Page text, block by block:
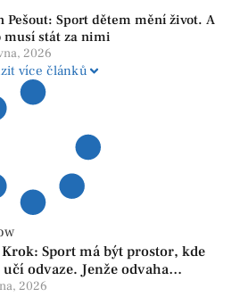
Pešout: Sport dětem mění život. A
musí stát za nimi
2026
více článků
Sport má být prostor, kde
učí odvaze. Jenže odvaha
tam, kde se bojí udělat chybu.
2026